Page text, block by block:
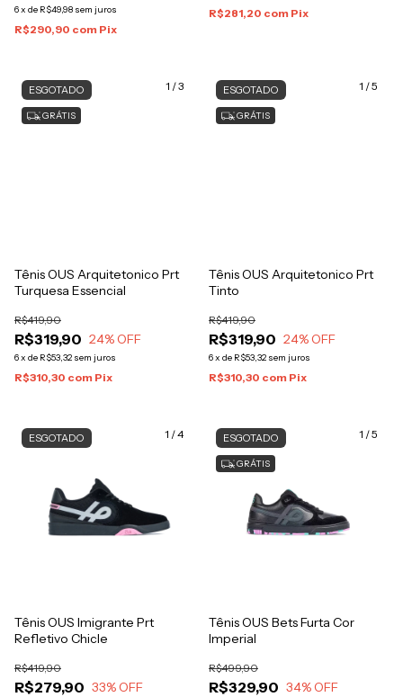
6x de R$49,98 sem juros
R$290,90 com Pix
R$281,20 com Pix
1 /3
ESGOTADO
GRÁTIS
Tênis OUS Arquitetonico Prt
Turquesa Essencial
R$319,90
R$419,90
24% OFF
6x de R$53,32 sem juros
R$310,30 com Pix
1 /5
ESGOTADO
GRÁTIS
Tênis OUS Arquitetonico Prt
Tinto
R$319,90
R$419,90
24% OFF
6x de R$53,32 sem juros
R$310,30 com Pix
1 /4
ESGOTADO
Tênis OUS Imigrante Prt
Refletivo Chicle
R$279,90
R$419,90
33% OFF
1 /5
ESGOTADO
GRÁTIS
Tênis OUS Bets Furta Cor
Imperial
R$329,90
R$499,90
34% OFF